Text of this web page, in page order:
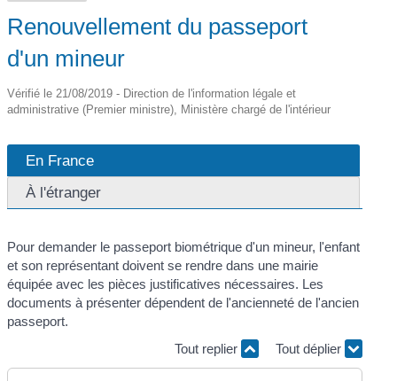
Renouvellement du passeport
d'un mineur
Vérifié le 21/08/2019 - Direction de l'information légale et
administrative (Premier ministre), Ministère chargé de l'intérieur
En France
À l'étranger
Pour demander le passeport biométrique d'un mineur, l'enfant
et son représentant doivent se rendre dans une mairie
équipée avec les pièces justificatives nécessaires. Les
documents à présenter dépendent de l'ancienneté de l'ancien
passeport.
Tout replier
Tout déplier